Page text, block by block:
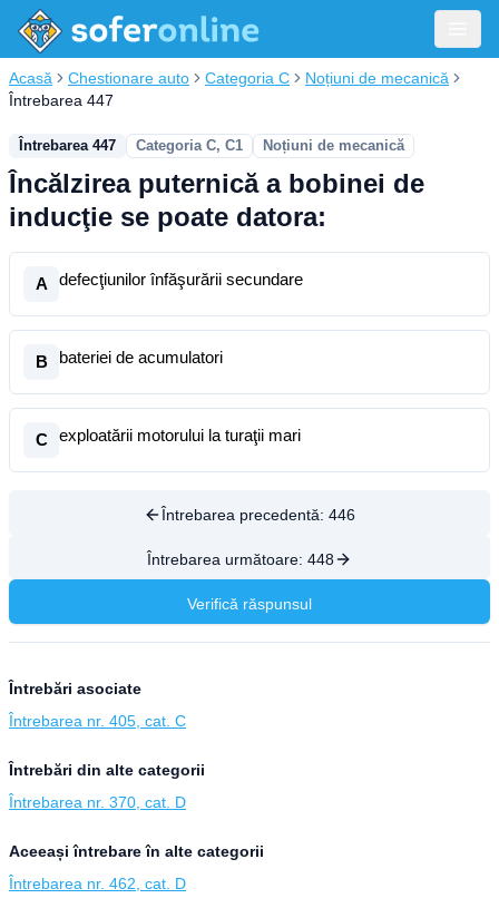
Acasă Chestionare auto Categoria C
Noțiuni de mecanică
Întrebarea 447
Întrebarea 447 Categoria C, C1 Noțiuni de mecanică
Încălzirea puternică a bobinei de
inducţie se poate datora:
A defecţiunilor înfăşurării secundare
B bateriei de acumulatori
C exploatării motorului la turaţii mari
Întrebarea precedentă: 446
Întrebarea următoare: 448
Verifică răspunsul
Întrebări asociate
Întrebarea nr. 405, cat. C
Întrebări din alte categorii
Întrebarea nr. 370, cat. D
Aceeași întrebare în alte categorii
Întrebarea nr. 462, cat. D